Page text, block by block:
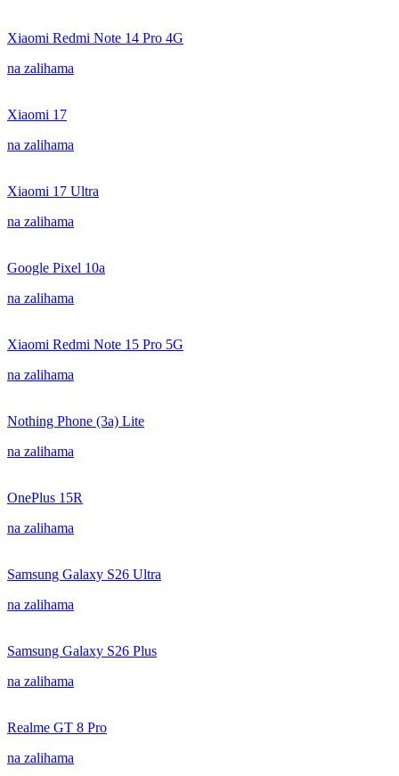
Xiaomi Redmi Note 14 Pro 4G
na zalihama
Xiaomi 17
na zalihama
Xiaomi 17 Ultra
na zalihama
Google Pixel 10a
na zalihama
Xiaomi Redmi Note 15 Pro 5G
na zalihama
Nothing Phone (3a) Lite
na zalihama
OnePlus 15R
na zalihama
Samsung Galaxy S26 Ultra
na zalihama
Samsung Galaxy S26 Plus
na zalihama
Realme GT 8 Pro
na zalihama